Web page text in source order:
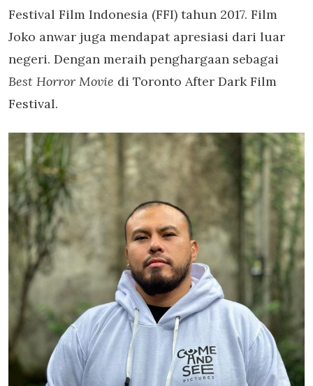
Festival Film Indonesia (FFI) tahun 2017. Film
Joko anwar juga mendapat apresiasi dari luar
negeri. Dengan meraih penghargaan sebagai
Best Horror Movie di Toronto After Dark Film
Festival.